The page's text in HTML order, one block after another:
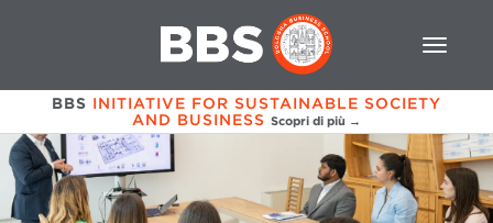
BBS INITIATIVE FOR SUSTAINABLE SOCIETY
AND BUSINESS Scopri di più →